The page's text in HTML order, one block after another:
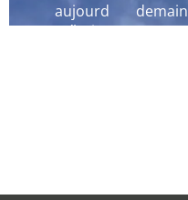
aujourd
´hui
demain